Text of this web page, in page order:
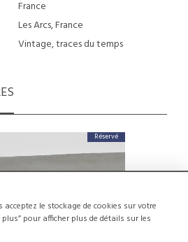
le stockage de cookies sur votre
pour afficher plus de détails sur les
France
Les Arcs, France
Vintage, traces du temps
Réservé